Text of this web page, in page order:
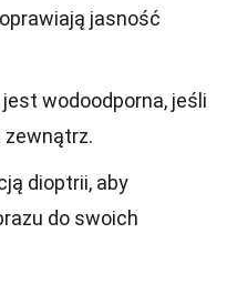
jasność
wodoodporna, jeśli
zewnątrz.
dioptrii, aby
do swoich